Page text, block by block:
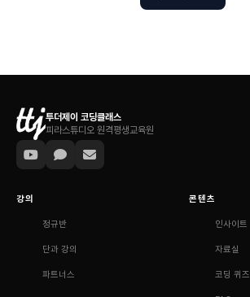
투더제이 코딩클래스
피라스튜디오 원격평생교육원
강의
정규반
단과 강의
파트너스
콘텐츠
인사이트
자료실
코딩 퀴즈